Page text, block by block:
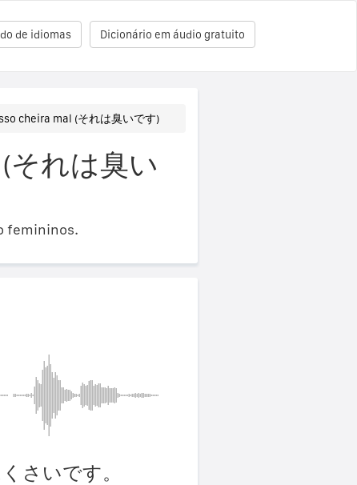
Dicionário em áudio gratuito
de idiomas
cheira mal (それは臭いです)
それは臭い
femininos.
さいです。